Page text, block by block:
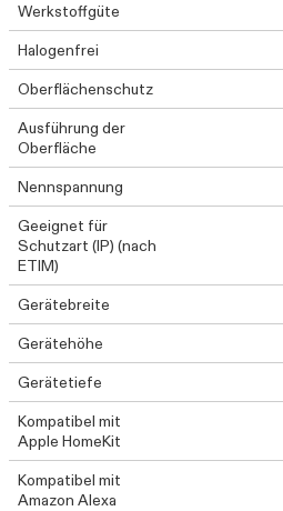
Werkstoffgüte
Halogenfrei
Oberflächenschutz
Ausführung der
Oberfläche
Nennspannung
Geeignet für
Schutzart (IP) (nach
ETIM)
Gerätebreite
Gerätehöhe
Gerätetiefe
Kompatibel mit
Apple HomeKit
Kompatibel mit
Amazon Alexa